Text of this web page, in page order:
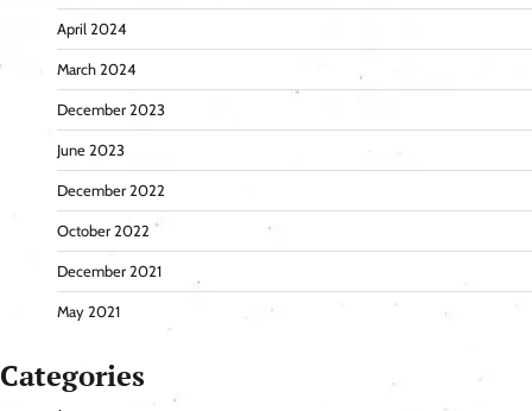
April 2024
March 2024
December 2023
June 2023
December 2022
October 2022
December 2021
May 2021
Categories